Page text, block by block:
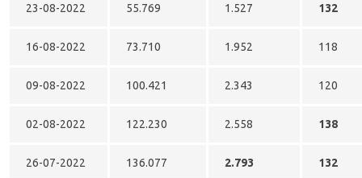
23-08-2022 55.769 1.527 132
16-08-2022 73.710 1.952 118
09-08-2022 100.421 2.343 120
02-08-2022 122.230 2.558 138
26-07-2022 136.077 2.793 132